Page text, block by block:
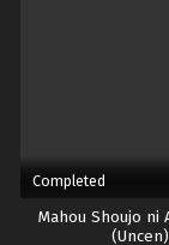
Completed
Mahou Shoujo ni
(Uncen)